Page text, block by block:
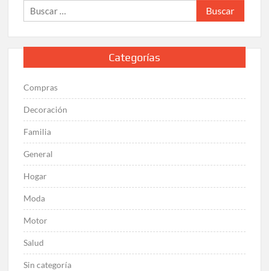
Buscar:
Categorías
Compras
Decoración
Familia
General
Hogar
Moda
Motor
Salud
Sin categoría